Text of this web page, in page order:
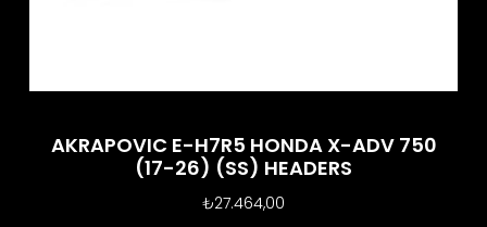
AKRAPOVIC E-H7R5 HONDA X-ADV 750
(17-26) (SS) HEADERS
₺27.464,00